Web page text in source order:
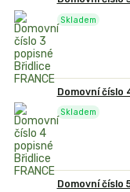
Skladem
Domovní číslo
Skladem
Domovní číslo